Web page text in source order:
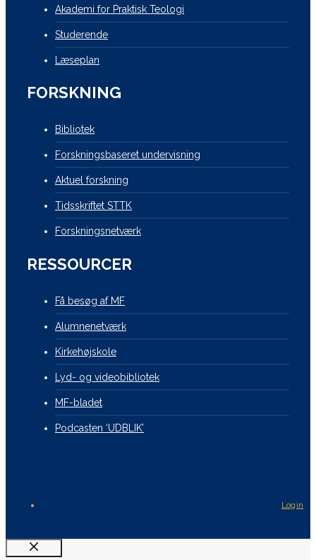
Akademi for Praktisk Teologi
Studerende
Læseplan
FORSKNING
Bibliotek
Forskningsbaseret undervisning
Aktuel forskning
Tidsskriftet STTK
Forskningsnetværk
RESSOURCER
Få besøg af MF
Alumnenetværk
Kirkehøjskole
Lyd- og videobibliotek
MF-bladet
Podcasten ‘UDBLIK’
Login